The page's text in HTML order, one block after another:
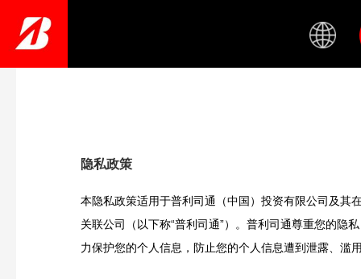
content
隐私政策
本隐私政策适用于普利司通（中国）投资有限公司及其
关联公司（以下称“普利司通”）。普利司通尊重您的隐
力保护您的个人信息，防止您的个人信息遭到泄露、滥